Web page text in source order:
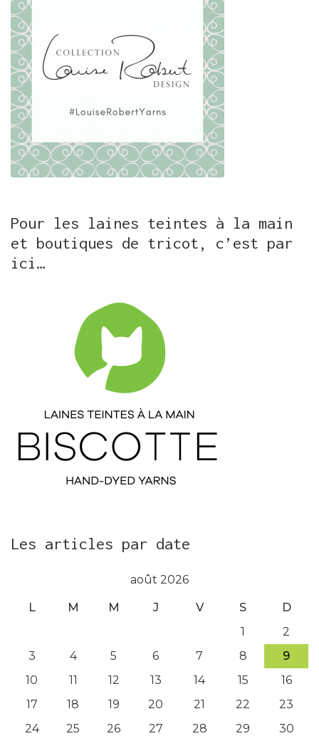
Pour les laines teintes à la main
et boutiques de tricot, c’est par
ici…
Les articles par date
août 2026
L M M J V S
D
1
2
3
4 5 6 7 8
9
10
11 12 13 14 15
16
17
18 19 20 21 22
23
24
25 26 27 28 29 30